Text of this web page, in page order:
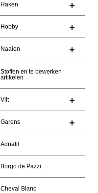
Haken
Hobby
Naaien
Stoffen en te bewerken
artikelen
Vilt
Garens
Adriafil
Borgo de Pazzi
Cheval Blanc